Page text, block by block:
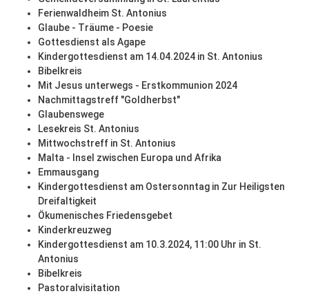
Ferienwaldheim St. Antonius
Glaube - Träume - Poesie
Gottesdienst als Agape
Kindergottesdienst am 14.04.2024 in St. Antonius
Bibelkreis
Mit Jesus unterwegs - Erstkommunion 2024
Nachmittagstreff "Goldherbst"
Glaubenswege
Lesekreis St. Antonius
Mittwochstreff in St. Antonius
Malta - Insel zwischen Europa und Afrika
Emmausgang
Kindergottesdienst am Ostersonntag in Zur Heiligsten
Dreifaltigkeit
Ökumenisches Friedensgebet
Kinderkreuzweg
Kindergottesdienst am 10.3.2024, 11:00 Uhr in St.
Antonius
Bibelkreis
Pastoralvisitation